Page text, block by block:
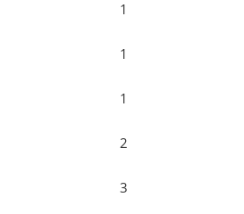
1
1
1
2
3